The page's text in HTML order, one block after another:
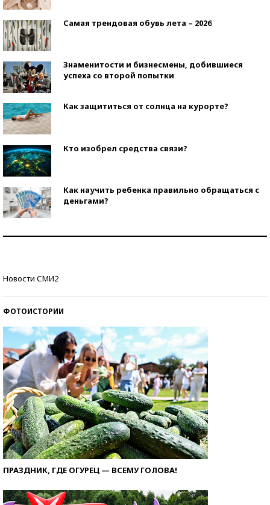
Самая трендовая обувь лета – 2026
Знаменитости и бизнесмены, добившиеся
успеха со второй попытки
Как защититься от солнца на курорте?
Кто изобрел средства связи?
Как научить ребенка правильно обращаться с
деньгами?
Новости СМИ2
ФОТОИСТОРИИ
ПРАЗДНИК, ГДЕ ОГУРЕЦ — ВСЕМУ ГОЛОВА!